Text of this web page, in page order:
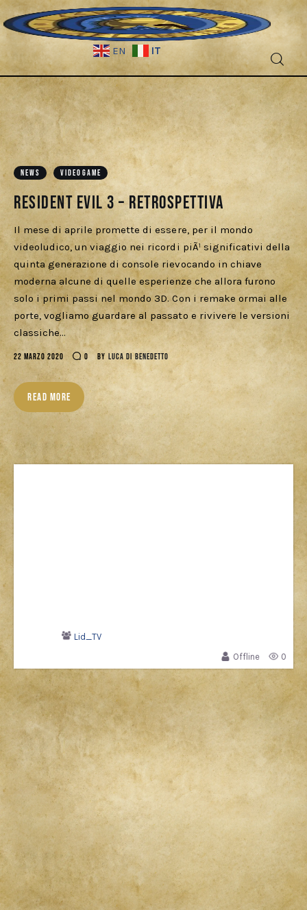
EN IT
Fantascienza
Fantasy
Games
Recensioni
Libri e fumetti
Cercatori
Download
NEWS VIDEOGAME
Resident Evil 3 – Retrospettiva
Il mese di aprile promette di essere, per il mondo
videoludico, un viaggio nei ricordi piÃ¹ significativi della
quinta generazione di console rievocando in chiave
moderna alcune di quelle esperienze che allora furono
solo i primi passi nel mondo 3D. Con i remake ormai alle
porte, vogliamo guardare al passato e rivivere le versioni
classiche…
22 MARZO 2020 0 BY LUCA DI BENEDETTO
READ MORE
Lid_TV
Offline
0